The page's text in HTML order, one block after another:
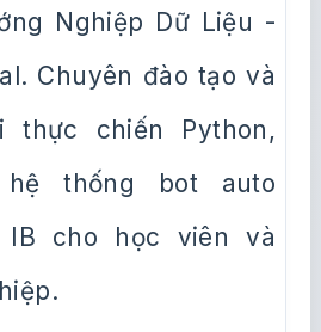
Nghiệp Dữ Liệu -
Chuyên đào tạo và
thực chiến Python,
thống bot auto
cho học viên và